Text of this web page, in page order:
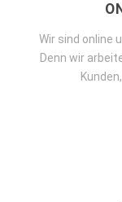
Wir sind online
Denn wir